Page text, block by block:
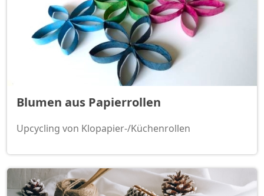
Blumen aus Papierrollen
Upcycling von Klopapier-/Küchenrollen